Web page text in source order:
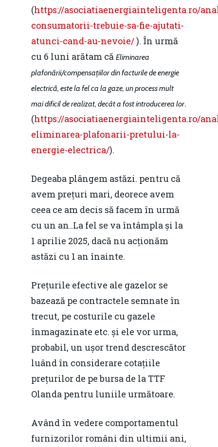
(https://asociatiaenergiainteligenta.ro/
consumatorii-trebuie-sa-fie-ajutati-
atunci-cand-au-nevoie/). În urmă
cu 6 luni arătam că Eliminarea
plafonării/compensațiilor din facturile de energie
electrică, este la fel ca la gaze, un process mult
mai dificil de realizat, decât a fost introducerea lor.
(https://asociatiaenergiainteligenta.ro/
eliminarea-plafonarii-pretului-la-
energie-electrica/).
Degeaba plângem astăzi. pentru că
avem prețuri mari, deorece avem
ceea ce am decis să facem în urmă
cu un an..La fel se va întâmpla și la
1 aprilie 2025, dacă nu acționăm
astăzi cu 1 an înainte.
Prețurile efective ale gazelor se
bazează pe contractele semnate în
trecut, pe costurile cu gazele
înmagazinate etc. și ele vor urma,
probabil, un ușor trend descrescător
luând în considerare cotațiile
prețurilor de pe bursa de la TTF
Olanda pentru luniile următoare.
Având în vedere comportamentul
furnizorilor români din ultimii ani,